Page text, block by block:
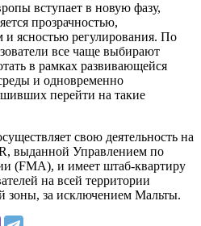
вступает в новую фазу,
прозрачностью,
и ясностью регулирования. По
все чаще выбирают
в рамках развивающейся
и одновременно
перейти на такие
свою деятельность на
выданной Управлением по
(FMA), и имеет штаб-квартиру
на всей территории
зоны, за исключением Мальты.